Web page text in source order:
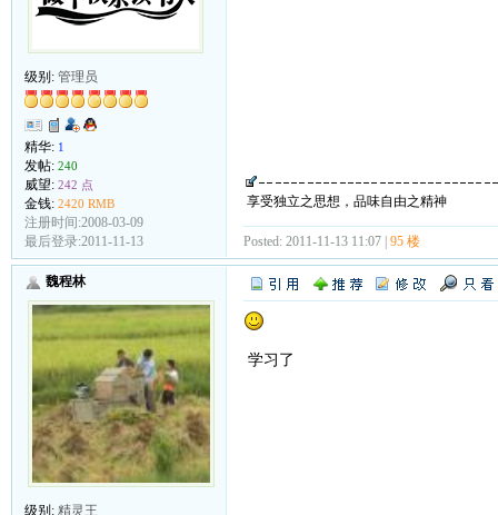
级别: 管理员
精华: 1
发帖: 240
威望: 242 点
金钱: 2420 RMB
注册时间:2008-03-09
最后登录:2011-11-13
享受独立之思想，品味自由之精神
Posted: 2011-11-13 11:07 | 95 楼
魏程林
级别: 精灵王
学习了